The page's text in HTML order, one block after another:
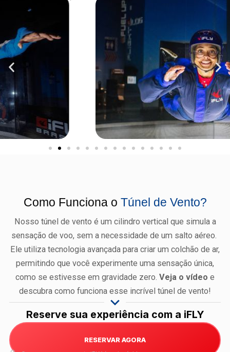
Como Funciona o Túnel de Vento?
Nosso túnel de vento é um cilindro vertical que simula a
sensação de voo, sem a necessidade de um salto aéreo.
Ele utiliza tecnologia avançada para criar um colchão de ar,
permitindo que você experimente uma sensação única,
como se estivesse em gravidade zero. Veja o vídeo e
descubra como funciona esse incrível túnel de vento!
Reserve sua experiência com a iFLY
RESERVAR AGORA